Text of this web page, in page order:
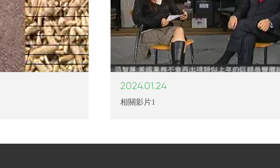
2024.01.24
相關影片1